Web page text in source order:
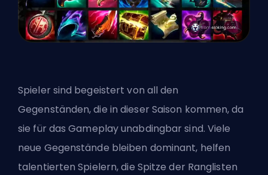
Spieler sind begeistert von all den
Gegenständen, die in dieser Saison kommen, da
sie für das Gameplay unabdingbar sind. Viele
neue Gegenstände bleiben dominant, helfen
talentierten Spielern, die Spitze der Ranglisten